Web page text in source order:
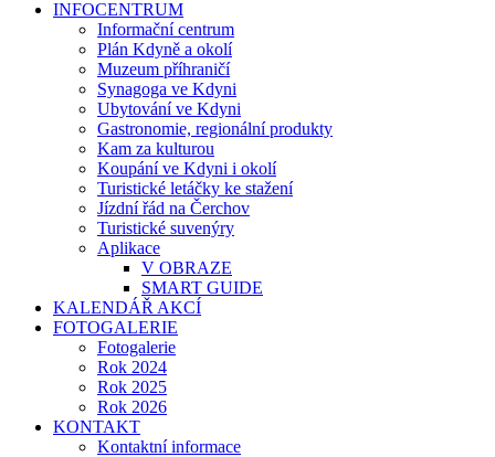
INFOCENTRUM
Informační centrum
Plán Kdyně a okolí
Muzeum příhraničí
Synagoga ve Kdyni
Ubytování ve Kdyni
Gastronomie, regionální produkty
Kam za kulturou
Koupání ve Kdyni i okolí
Turistické letáčky ke stažení
Jízdní řád na Čerchov
Turistické suvenýry
Aplikace
V OBRAZE
SMART GUIDE
KALENDÁŘ AKCÍ
FOTOGALERIE
Fotogalerie
Rok 2024
Rok 2025
Rok 2026
KONTAKT
Kontaktní informace